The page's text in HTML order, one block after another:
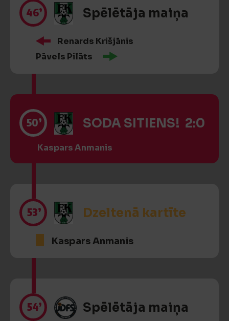
46’ Spēlētāja maiņa
Renards Krišjānis
Pāvels Pilāts
50’ SODA SITIENS! 2:0
Kaspars Anmanis
53’ Dzeltenā kartīte
Kaspars Anmanis
54’ Spēlētāja maiņa